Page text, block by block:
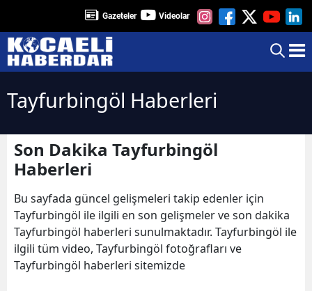
Gazeteler Videolar
Tayfurbingöl Haberleri
Son Dakika Tayfurbingöl
Haberleri
Bu sayfada güncel gelişmeleri takip edenler için
Tayfurbingöl ile ilgili en son gelişmeler ve son dakika
Tayfurbingöl haberleri sunulmaktadır. Tayfurbingöl ile
ilgili tüm video, Tayfurbingöl fotoğrafları ve
Tayfurbingöl haberleri sitemizde